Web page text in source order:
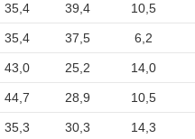
35,4 39,4 10,5
35,4 37,5 6,2
43,0 25,2 14,0
44,7 28,9 10,5
35,3 30,3 14,3